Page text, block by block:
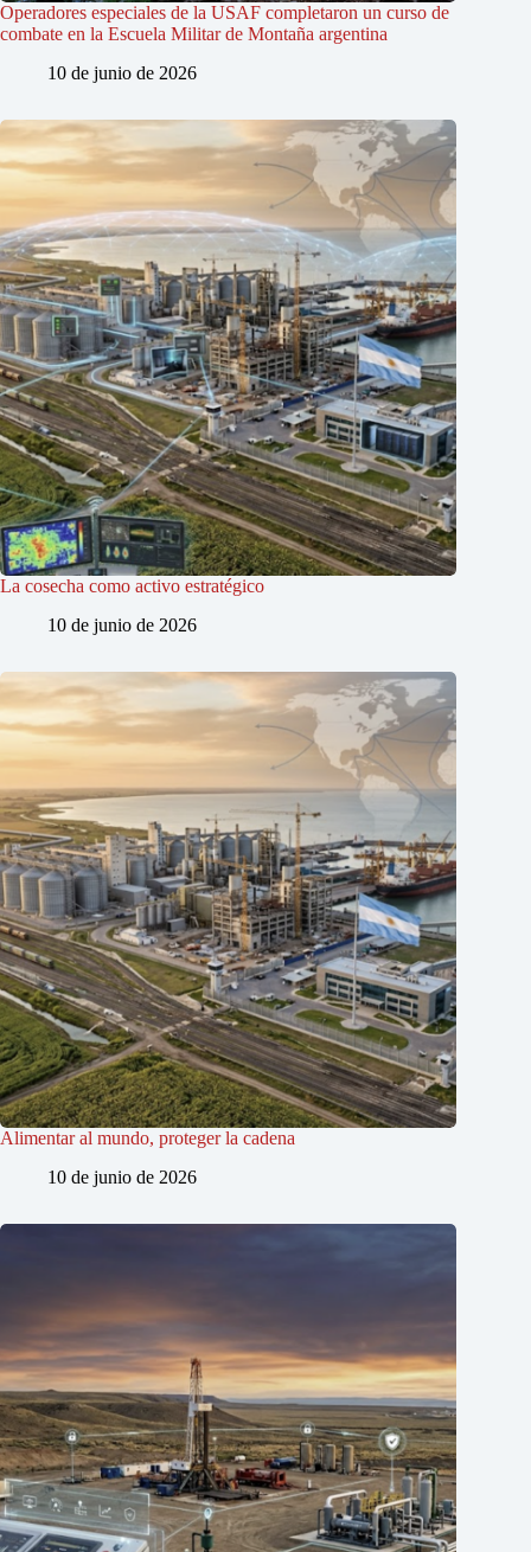
Operadores especiales de la USAF completaron un curso de
combate en la Escuela Militar de Montaña argentina
10 de junio de 2026
La cosecha como activo estratégico
10 de junio de 2026
Alimentar al mundo, proteger la cadena
10 de junio de 2026